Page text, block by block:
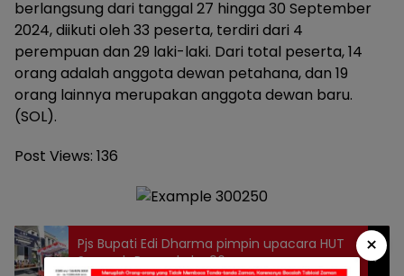
berlangsung dari tanggal 27 hingga 30 September
2024, diikuti oleh 33 peserta, terdiri dari 4
perempuan dan 29 laki-laki. Dari total peserta, 14
orang adalah anggota dewan petahana, dan 19
orang lainnya merupakan anggota dewan baru.
(SOL).
Post Views: 136
Pjs Bupati Edi Dharma pimpin upacara HUT
Sumpah Pemuda ke 96
×